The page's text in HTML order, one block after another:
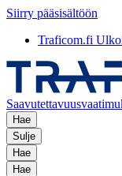
Siirry pääsisältöön
Traficom.fi
Hae
Sulje
Hae
Hae